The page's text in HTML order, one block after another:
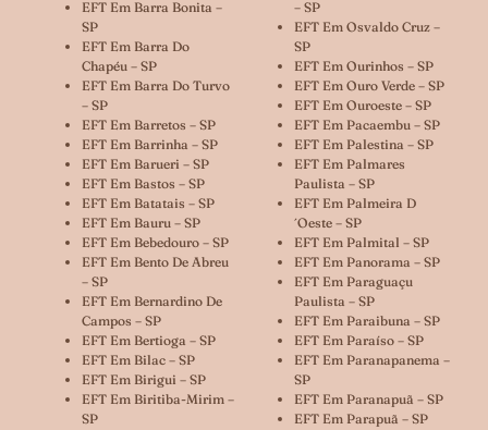
EFT Em Barra Bonita –
SP
EFT Em Barra Do
Chapéu – SP
EFT Em Barra Do Turvo
– SP
EFT Em Barretos – SP
EFT Em Barrinha – SP
EFT Em Barueri – SP
EFT Em Bastos – SP
EFT Em Batatais – SP
EFT Em Bauru – SP
EFT Em Bebedouro – SP
EFT Em Bento De Abreu
– SP
EFT Em Bernardino De
Campos – SP
EFT Em Bertioga – SP
EFT Em Bilac – SP
EFT Em Birigui – SP
EFT Em Biritiba-Mirim –
SP
– SP
EFT Em Osvaldo Cruz –
SP
EFT Em Ourinhos – SP
EFT Em Ouro Verde – SP
EFT Em Ouroeste – SP
EFT Em Pacaembu – SP
EFT Em Palestina – SP
EFT Em Palmares
Paulista – SP
EFT Em Palmeira D
´oeste – SP
EFT Em Palmital – SP
EFT Em Panorama – SP
EFT Em Paraguaçu
Paulista – SP
EFT Em Paraibuna – SP
EFT Em Paraíso – SP
EFT Em Paranapanema –
SP
EFT Em Paranapuã – SP
EFT Em Parapuã – SP